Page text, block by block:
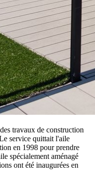
travaux de construction
service quittait l'aile
en 1998 pour prendre
spécialement aménagé
ont été inaugurées en